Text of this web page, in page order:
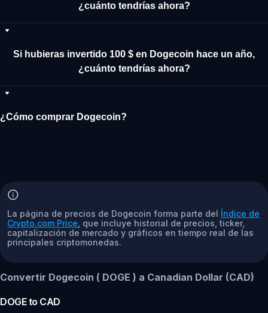
¿cuánto tendrías ahora?
Si hubieras invertido 100 $ en Dogecoin hace un año,
¿cuánto tendrías ahora?
¿Cómo comprar Dogecoin?
La página de precios de Dogecoin forma parte del Índice de
Crypto.com Price , que incluye historial de precios, ticker,
capitalización de mercado y gráficos en tiempo real de las
principales criptomonedas.
Convertir Dogecoin ( DOGE ) a Canadian Dollar (CAD)
DOGEto CAD